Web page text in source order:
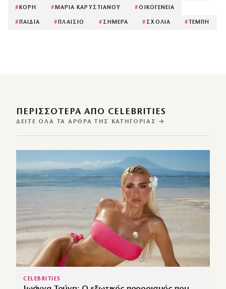
# ΚΟΡΗ # ΜΑΡΙΑ ΚΑΡΥΣΤΙΑΝΟΥ #ΟΙΚΟΓΕΝΕΙΑ
# ΠΑΙΔΙΑ # ΠΛΑΙΣΙΟ # ΣΗΜΕΡΑ # ΣΧΟΛΙΑ # ΤΕΜΠΗ
ΠΕΡΙΣΣΌΤΕΡΑ ΑΠΌ CELEBRITIES
ΔΕΊΤΕ ΌΛΑ ΤΑ ΆΡΘΡΑ ΤΗΣ ΚΑΤΗΓΟΡΊΑΣ →
CELEBRITIES